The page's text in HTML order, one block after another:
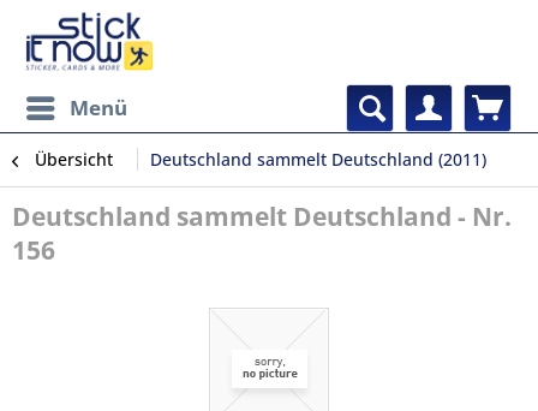
Menü
Übersicht Deutschland sammelt Deutschland (2011)
Deutschland sammelt Deutschland - Nr.
156